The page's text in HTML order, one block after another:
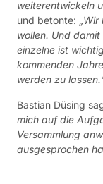
weiterentwickeln
und betonte:
wollen. Und
einzelne ist
kommenden
werden zu
Bastian Düsing
mich auf die
Versammlung
ausgesprochen